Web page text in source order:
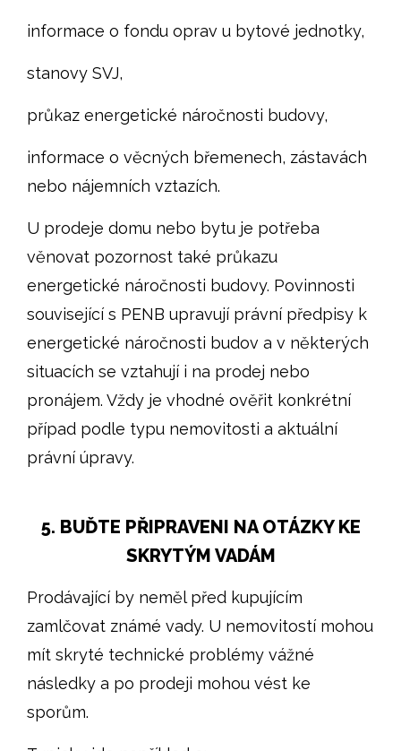
informace o fondu oprav u bytové jednotky,
stanovy SVJ,
průkaz energetické náročnosti budovy,
informace o věcných břemenech, zástavách
nebo nájemních vztazích.
U prodeje domu nebo bytu je potřeba
věnovat pozornost také průkazu
energetické náročnosti budovy. Povinnosti
související s PENB upravují právní předpisy k
energetické náročnosti budov a v některých
situacích se vztahují i na prodej nebo
pronájem. Vždy je vhodné ověřit konkrétní
případ podle typu nemovitosti a aktuální
právní úpravy.
5. BUĎTE PŘIPRAVENI NA OTÁZKY KE
SKRYTÝM VADÁM
Prodávající by neměl před kupujícím
zamlčovat známé vady. U nemovitostí mohou
mít skryté technické problémy vážné
následky a po prodeji mohou vést ke
sporům.